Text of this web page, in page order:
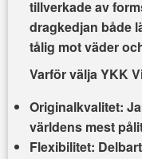
tillverkade av
dragkedjan både
tålig mot väder
Varför välja YKK
Originalkvalitet:
världens mest
Flexibilitet: